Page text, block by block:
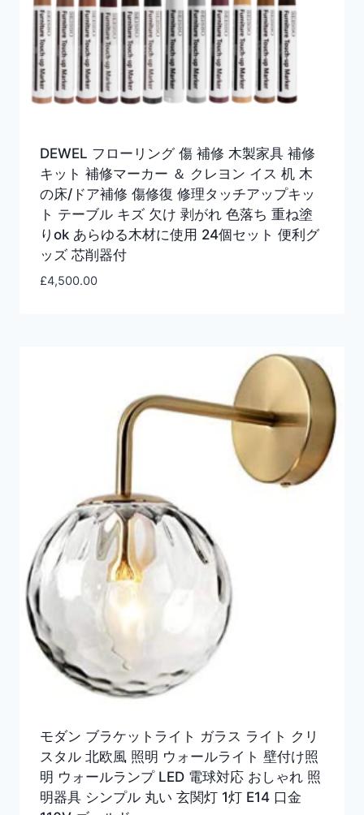
DEWEL フローリング 傷 補修 木製家具 補修
キット 補修マーカー ＆ クレヨン イス 机 木
の床/ドア補修 傷修復 修理タッチアップキッ
ト テーブル キズ 欠け 剥がれ 色落ち 重ね塗
りok あらゆる木材に使用 24個セット 便利グ
ッズ 芯削器付
£4,500.00
モダン ブラケットライト ガラス ライト クリ
スタル 北欧風 照明 ウォールライト 壁付け照
明 ウォールランプ LED 電球対応 おしゃれ 照
明器具 シンプル 丸い 玄関灯 1灯 E14 口金